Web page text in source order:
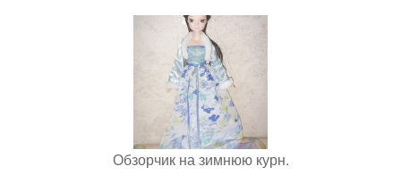
Обзорчик на зимнюю курн.